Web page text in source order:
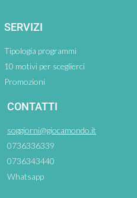
SERVIZI
Tipologia programmi
10 motivi per sceglierci
Promozioni
CONTATTI
soggiorni@giocamondo.it
0736336339
0736343440
Whatsapp